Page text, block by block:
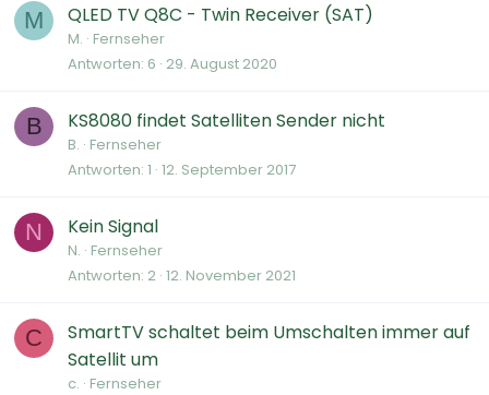
M QLED TV Q8C - Twin Receiver (SAT)
M. Fernseher
Antworten 6 29. August 2020
B KS8080 findet Satelliten Sender nicht
B. Fernseher
Antworten 1 12. September 2017
N Kein Signal
N. Fernseher
Antworten 2 12. November 2021
C
SmartTV schaltet beim Umschalten immer auf
Satellit um
c. Fernseher